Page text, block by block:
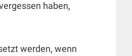
haben,
werden, wenn